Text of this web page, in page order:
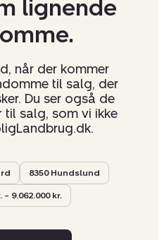
lignende
når der kommer
til salg, der
Du ser også de
til salg, som vi ikke
8350 Hundslund
– 9.062.000 kr.